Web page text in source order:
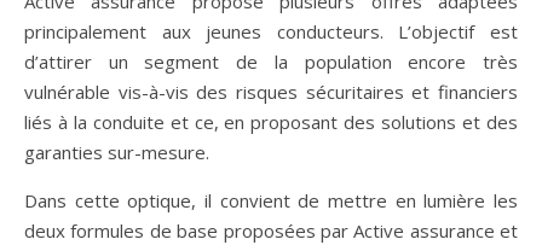
principalement aux jeunes conducteurs. L’objectif est
d’attirer un segment de la population encore très
vulnérable vis-à-vis des risques sécuritaires et financiers
liés à la conduite et ce, en proposant des solutions et des
garanties sur-mesure.
Dans cette optique, il convient de mettre en lumière les
deux formules de base proposées par Active assurance et